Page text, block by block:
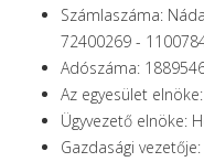
Számlaszáma:
72400269 -
Adószáma:
Az egyesület
Ügyvezető elnöke:
Gazdasági